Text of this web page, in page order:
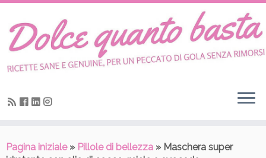
Skip
content
Pagina iniziale » Pillole di bellezza » Maschera super